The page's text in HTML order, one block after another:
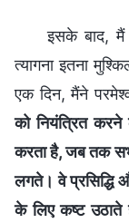
इसके बाद, मैं
त्यागना इतना
एक दिन, मैंने
को नियंत्रित
करता है, जब तक
लगते। वे प्रसिद्धि
के लिए कष्ट उठाते